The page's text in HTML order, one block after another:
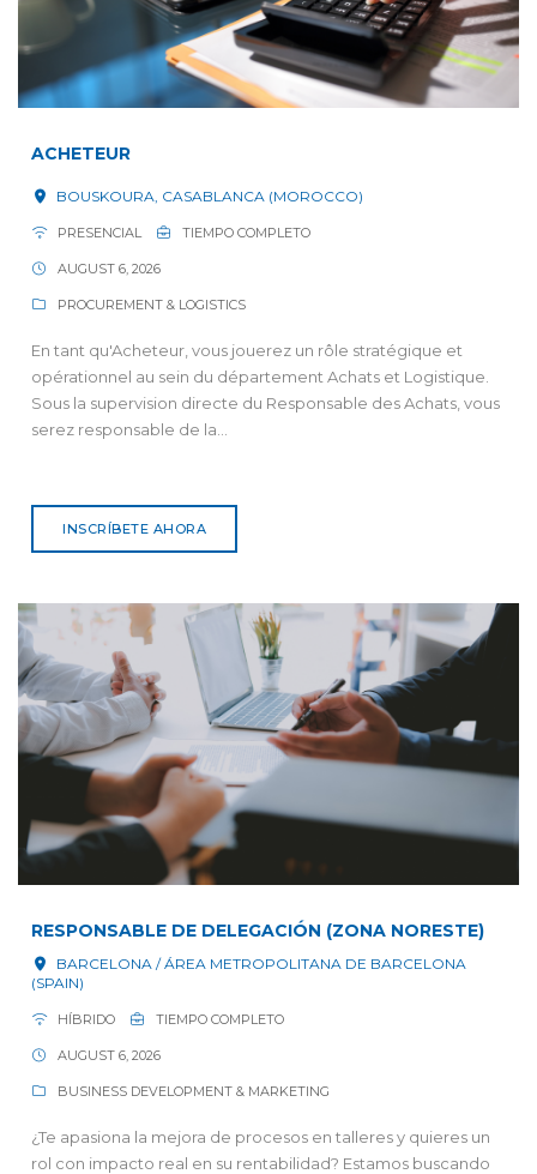
ACHETEUR
BOUSKOURA, CASABLANCA (MOROCCO)
PRESENCIAL TIEMPO COMPLETO
AUGUST 6, 2026
PROCUREMENT & LOGISTICS
En tant qu'Acheteur, vous jouerez un rôle stratégique et
opérationnel au sein du département Achats et Logistique.
Sous la supervision directe du Responsable des Achats, vous
serez responsable de la...
INSCRÍBETE AHORA
RESPONSABLE DE DELEGACIÓN (ZONA NORESTE)
BARCELONA / ÁREA METROPOLITANA DE BARCELONA
(SPAIN)
HÍBRIDO TIEMPO COMPLETO
AUGUST 6, 2026
BUSINESS DEVELOPMENT & MARKETING
¿Te apasiona la mejora de procesos en talleres y quieres un
rol con impacto real en su rentabilidad? Estamos buscando